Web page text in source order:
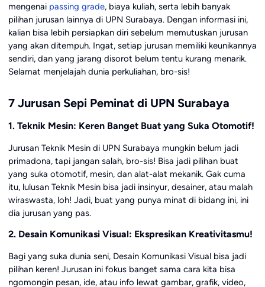
mengenai passing grade, biaya kuliah, serta lebih banyak
pilihan jurusan lainnya di UPN Surabaya. Dengan informasi ini,
kalian bisa lebih persiapkan diri sebelum memutuskan jurusan
yang akan ditempuh. Ingat, setiap jurusan memiliki keunikannya
sendiri, dan yang jarang disorot belum tentu kurang menarik.
Selamat menjelajah dunia perkuliahan, bro-sis!
7 Jurusan Sepi Peminat di UPN Surabaya
1. Teknik Mesin: Keren Banget Buat yang Suka Otomotif!
Jurusan Teknik Mesin di UPN Surabaya mungkin belum jadi
primadona, tapi jangan salah, bro-sis! Bisa jadi pilihan buat
yang suka otomotif, mesin, dan alat-alat mekanik. Gak cuma
itu, lulusan Teknik Mesin bisa jadi insinyur, desainer, atau malah
wiraswasta, loh! Jadi, buat yang punya minat di bidang ini, ini
dia jurusan yang pas.
2. Desain Komunikasi Visual: Ekspresikan Kreativitasmu!
Bagi yang suka dunia seni, Desain Komunikasi Visual bisa jadi
pilihan keren! Jurusan ini fokus banget sama cara kita bisa
ngomongin pesan, ide, atau info lewat gambar, grafik, video,